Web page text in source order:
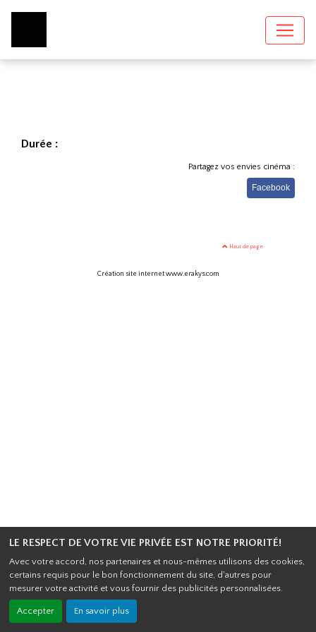
LE RESPECT DE VOTRE VIE PRIVÉE EST NOTRE PRIORITÉ!
Avec votre accord, nos partenaires et nous-mêmes utilisons des cookies,
certains requis pour le bon fonctionnement du site, d'autres pour
mesurer votre activité et vous fournir des publicités personnalisées.
Accepter En savoir plus
Durée :
Partagez vos envies cinéma :
Facebook
Haut de page
Création site internet www.erakys.com